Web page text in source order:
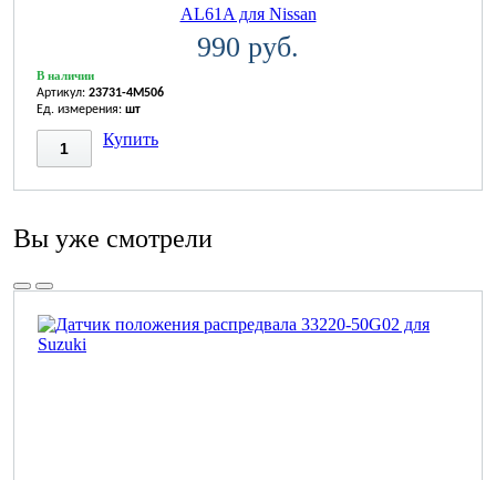
AL61A для Nissan
990 руб.
В наличии
Артикул: 23731-4M506
Ед. измерения: шт
Купить
Вы уже смотрели